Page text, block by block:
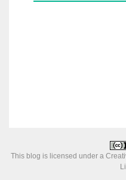
This blog is licensed under a